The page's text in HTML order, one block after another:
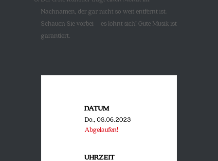
Nachnamen, der gar nicht so weit entfernt ist.
Schauen Sie vorbei – es lohnt sich! Gute Musik ist
garantiert.
DATUM
Do., 08.06.2023
Abgelaufen!
UHRZEIT